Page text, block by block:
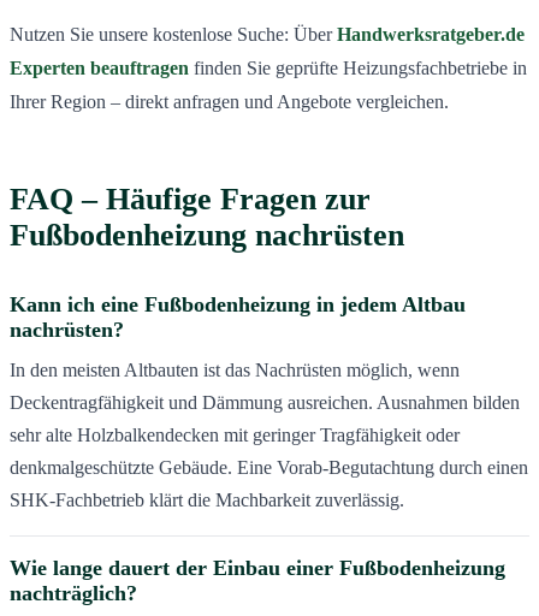
Nutzen Sie unsere kostenlose Suche: ÜberHandwerksratgeber.de
Experten beauftragen finden Sie geprüfte Heizungsfachbetriebe in
Ihrer Region – direkt anfragen und Angebote vergleichen.
FAQ – Häufige Fragen zur
Fußbodenheizung nachrüsten
Kann ich eine Fußbodenheizung in jedem Altbau
nachrüsten?
In den meisten Altbauten ist das Nachrüsten möglich, wenn
Deckentragfähigkeit und Dämmung ausreichen. Ausnahmen bilden
sehr alte Holzbalkendecken mit geringer Tragfähigkeit oder
denkmalgeschützte Gebäude. Eine Vorab-Begutachtung durch einen
SHK-Fachbetrieb klärt die Machbarkeit zuverlässig.
Wie lange dauert der Einbau einer Fußbodenheizung
nachträglich?